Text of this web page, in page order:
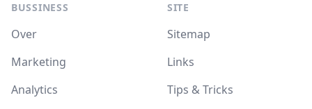
BUSSINESS
Over
Marketing
Analytics
SITE
Sitemap
Links
Tips & Tricks